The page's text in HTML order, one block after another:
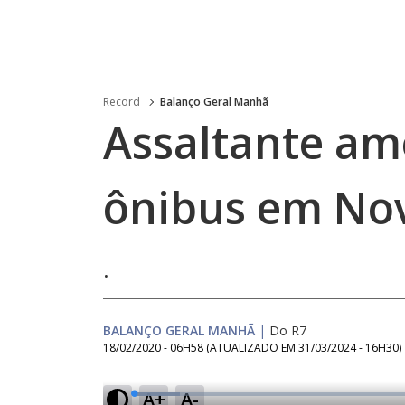
Record Balanço Geral Manhã
Assaltante
ônibus em
.
BALANÇO GERAL MANHÃ | Do R7
18/02/2020 - 06H58 (ATUALIZADO EM 31/03/2024 - 16H30)
A+ A-
L